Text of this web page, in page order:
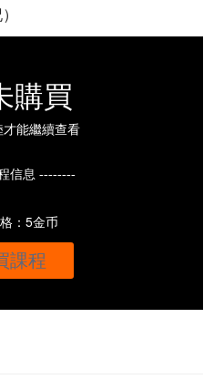
購買
才能繼續查看
信息 --------
：5金币
課程